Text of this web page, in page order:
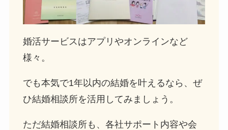
婚活サービスはアプリやオンラインなど
様々。
でも本気で1年以内の結婚を叶えるなら、ぜ
ひ結婚相談所を活用してみましょう。
ただ結婚相談所も、各社サポート内容や会